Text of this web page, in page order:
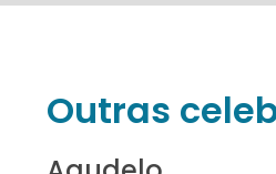
Outras